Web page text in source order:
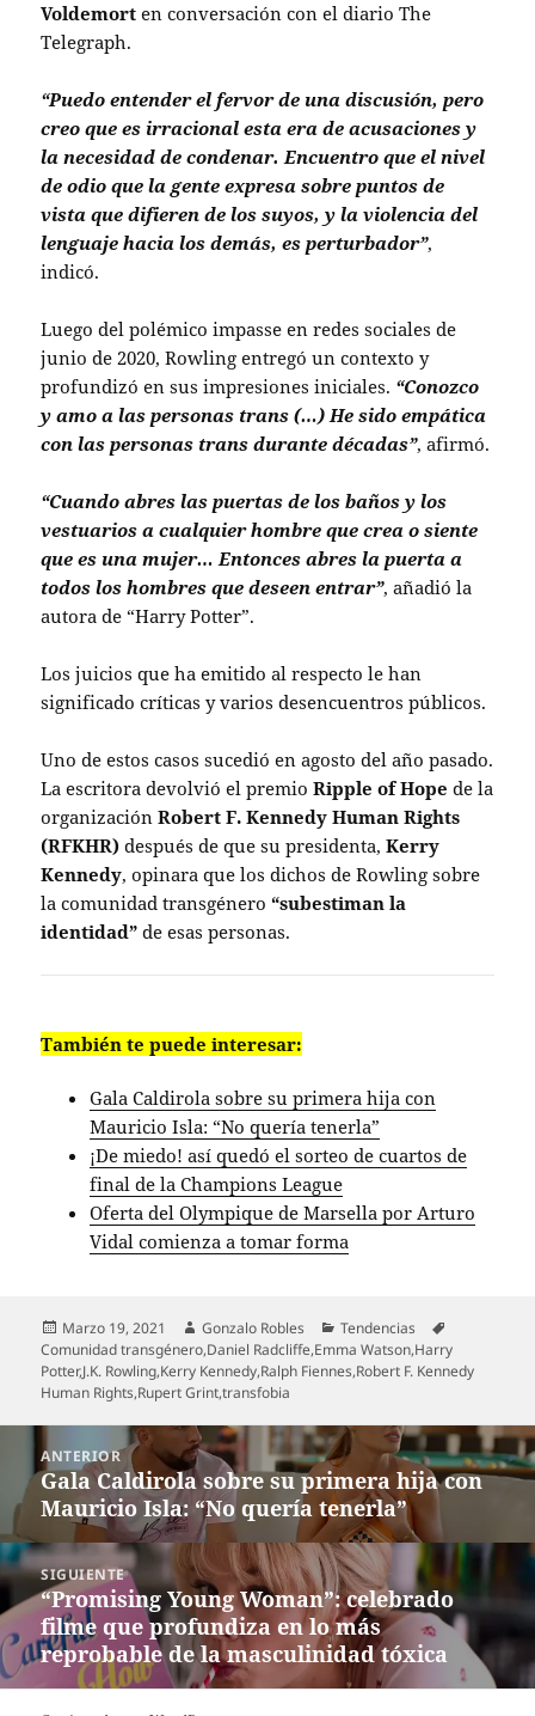
Voldemort en conversación con el diario The
Telegraph.
“Puedo entender el fervor de una discusión, pero
creo que es irracional esta era de acusaciones y
la necesidad de condenar. Encuentro que el nivel
de odio que la gente expresa sobre puntos de
vista que difieren de los suyos, y la violencia del
lenguaje hacia los demás, es perturbador”,
indicó.
Luego del polémico impasse en redes sociales de
junio de 2020, Rowling entregó un contexto y
profundizó en sus impresiones iniciales. “Conozco
y amo a las personas trans (…) He sido empática
con las personas trans durante décadas”, afirmó.
“Cuando abres las puertas de los baños y los
vestuarios a cualquier hombre que crea o siente
que es una mujer… Entonces abres la puerta a
todos los hombres que deseen entrar”, añadió la
autora de “Harry Potter”.
Los juicios que ha emitido al respecto le han
significado críticas y varios desencuentros públicos.
Uno de estos casos sucedió en agosto del año pasado.
La escritora devolvió el premioRipple of Hope de la
organizaciónRobert F. Kennedy Human Rights
(RFKHR) después de que su presidenta,Kerry
Kennedy, opinara que los dichos de Rowling sobre
la comunidad transgénero“subestiman la
identidad” de esas personas.
También te puede interesar:
Gala Caldirola sobre su primera hija con
Mauricio Isla: “No quería tenerla”
¡De miedo! así quedó el sorteo de cuartos de
final de la Champions League
Oferta del Olympique de Marsella por Arturo
Vidal comienza a tomar forma
Publicado
el
Marzo 19, 2021 Autor
Gonzalo Robles Categorías
Tendencias
Comunidad transgénero,Daniel Radcliffe,Emma Watson,Harry
Potter,J.K. Rowling,Kerry Kennedy,Ralph Fiennes,Robert F. Kennedy
Human Rights,Rupert Grint,transfobia
entradas
ANTERIOR
Entrada
anterior:
Gala Caldirola sobre su primera hija con
Mauricio Isla: “No quería tenerla”
SIGUIENTE
Entrada
siguiente:
“Promising Young Woman”: celebrado
filme que profundiza en lo más
reprobable de la masculinidad tóxica